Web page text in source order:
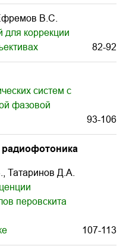
В.С.
для коррекции
82-92
систем с
фазовой
93-106
Д.А.
перовскита
107-113